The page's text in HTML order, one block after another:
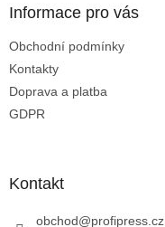
Informace pro vás
Obchodní podmínky
Kontakty
Doprava a platba
GDPR
Kontakt
obchod@profipress.cz